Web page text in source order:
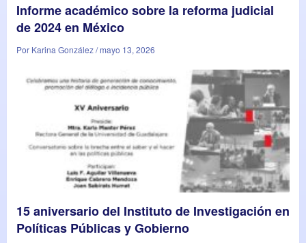
Informe académico sobre la reforma judicial
de 2024 en México
Por Karina González / mayo 13, 2026
15 aniversario del Instituto de Investigación en
Políticas Públicas y Gobierno